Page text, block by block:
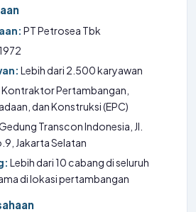
PT Petrosea Tbk
Lebih dari 2.500 karyawan
Kontraktor Pertambangan,
dan Konstruksi (EPC)
Transcon Indonesia, Jl.
Jakarta Selatan
Lebih dari 10 cabang di seluruh
di lokasi pertambangan